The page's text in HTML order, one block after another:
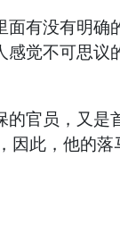
有没有明确
觉不可思议
官员，又是
此，他的落